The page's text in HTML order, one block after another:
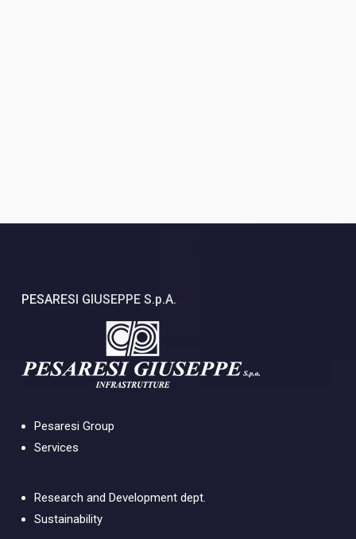
PESARESI GIUSEPPE S.p.A.
Pesaresi Group
Services
Research and Development dept.
Sustainability